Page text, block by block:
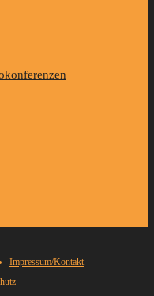
Impressum/Kontakt